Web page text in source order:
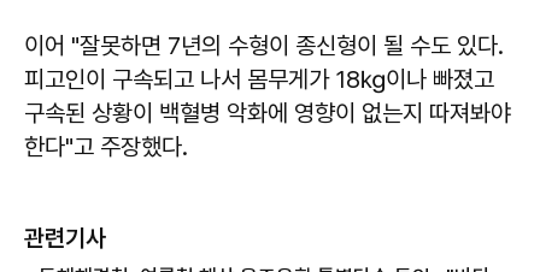
이어 "잘못하면 7년의 수형이 종신형이 될 수도 있다.
피고인이 구속되고 나서 몸무게가 18㎏이나 빠졌고
구속된 상황이 백혈병 악화에 영향이 없는지 따져봐야
한다"고 주장했다.
관련기사